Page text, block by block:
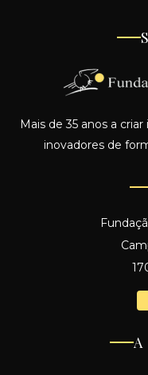
Mais de 35 anos a
inovadores de